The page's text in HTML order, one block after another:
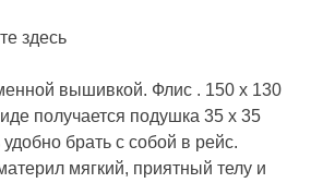
здесь
вышивкой. Флис . 150 х 130
получается подушка 35 х 35
брать с собой в рейс.
мягкий, приятный телу и